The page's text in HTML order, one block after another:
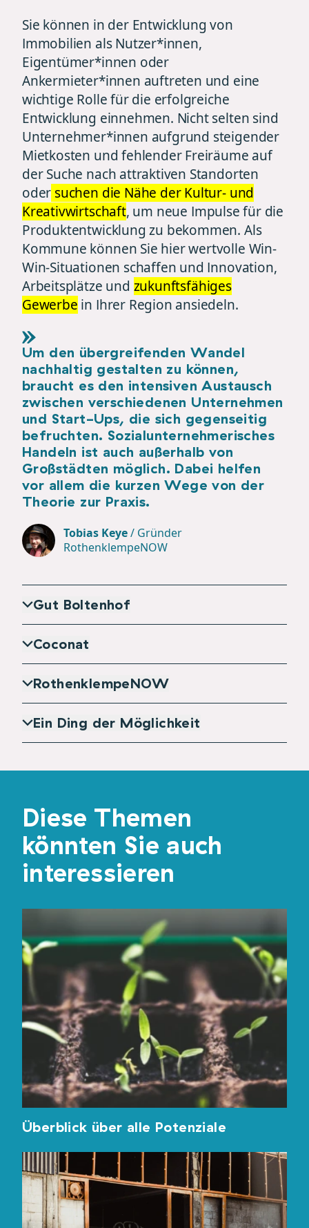
Sie können in der Entwicklung von
Immobilien als Nutzer*innen,
Eigentümer*innen oder
Ankermieter*innen auftreten und eine
wichtige Rolle für die erfolgreiche
Entwicklung einnehmen. Nicht selten sind
Unternehmer*innen aufgrund steigender
Mietkosten und fehlender Freiräume auf
der Suche nach attraktiven Standorten
oder suchen die Nähe der Kultur- und
Kreativwirtschaft, um neue Impulse für die
Produktentwicklung zu bekommen. Als
Kommune können Sie hier wertvolle Win-
Win-Situationen schaffen und Innovation,
Arbeitsplätze und zukunftsfähiges
Gewerbe in Ihrer Region ansiedeln.
Um den übergreifenden Wandel
nachhaltig gestalten zu können,
braucht es den intensiven Austausch
zwischen verschiedenen Unternehmen
und Start-Ups, die sich gegenseitig
befruchten. Sozialunternehmerisches
Handeln ist auch außerhalb von
Großstädten möglich. Dabei helfen
vor allem die kurzen Wege von der
Theorie zur Praxis.
Tobias Keye/ Gründer
RothenklempeNOW
Gut Boltenhof
Coconat
RothenklempeNOW
Ein Ding der Möglichkeit
Diese Themen
könnten Sie auch
interessieren
Überblick über alle Potenziale